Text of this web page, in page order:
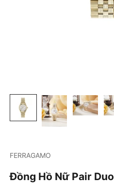
FERRAGAMO
Đồng Hồ Nữ Pair Duo